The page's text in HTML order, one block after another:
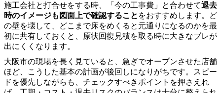
施工会社と打合せをする時、「今の工事費」と合わせて退去
時のイメージも図面上で確認すること をおすすめします。ど
の壁を壊して、どこまで床をめくると元通りになるのかを最
初に共有しておくと、原状回復見積を取る時に大きなブレが
出にくくなります。
大阪市の現場を長く見ていると、急ぎでオープンさせた店舗
ほど、こうした基本の計画が後回しになりがちです。スピー
ドを優先しながらも、チェックすべきポイントを押さえれ